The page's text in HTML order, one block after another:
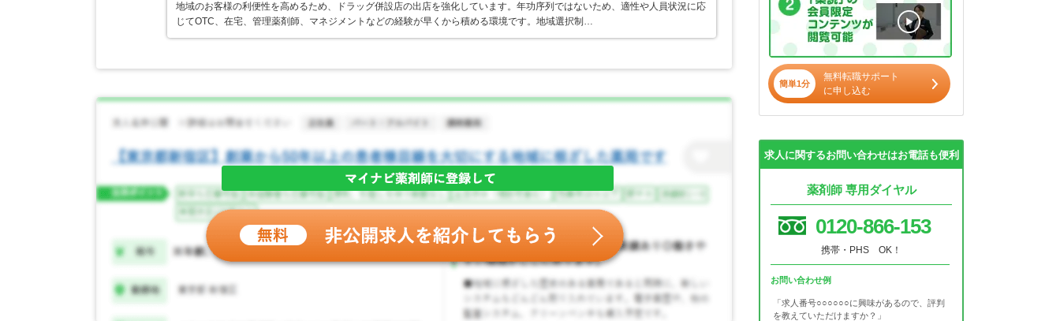
地域のお客様の利便性を高めるため、ドラッグ併設店の出店を強化しています。年功序列ではないため、適性や人員状況に応
じてOTC、在宅、管理薬剤師、マネジメントなどの経験が早くから積める環境です。地域選択制…
簡単1分
無料転職サポート
に申し込む
求人に関するお問い合わせはお電話も便利
薬剤師 専用ダイヤル
0120-866-153
携帯・PHS OK！
お問い合わせ例
「求人番号○○○○○○に興味があるので、評判
を教えていただけますか？」